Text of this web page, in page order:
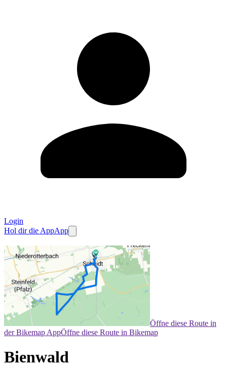
Login
Hol dir die AppApp
Öffne diese Route in
der Bikemap AppÖffne diese Route in Bikemap
Bienwald